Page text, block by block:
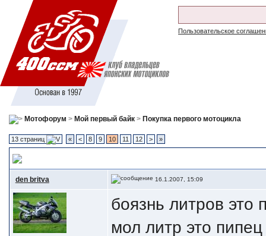
Пользовательское
Мотофорум > Мой первый байк> Покупка первого мотоцикла
13 страниц « < 8 9 10 11 12 > »
den britva 16.1.2007, 15:09
боязнь литров это
мол литр это